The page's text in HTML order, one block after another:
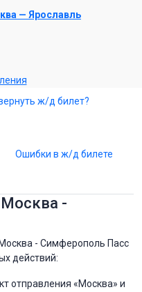
— Ярославль
ж/д билет?
Ошибки в ж/д билете
-
- Симферополь Пасс
действий:
отправления «Москва» и